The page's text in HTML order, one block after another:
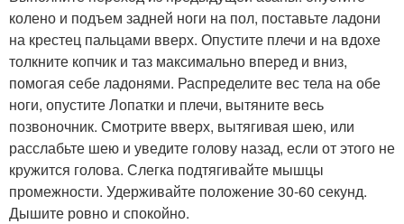
колено и подъем задней ноги на пол, поставьте ладони
на крестец пальцами вверх. Опустите плечи и на вдохе
толкните копчик и таз максимально вперед и вниз,
помогая себе ладонями. Распределите вес тела на обе
ноги, опустите Лопатки и плечи, вытяните весь
позвоночник. Смотрите вверх, вытягивая шею, или
расслабьте шею и уведите голову назад, если от этого не
кружится голова. Слегка подтягивайте мышцы
промежности. Удерживайте положение 30-60 секунд.
Дышите ровно и спокойно.